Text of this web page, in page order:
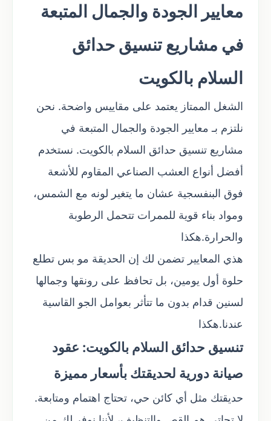
معايير الجودة والجمال المتبعة
في مشاريع تنسيق حدائق
السلام بالكويت
الشغل الممتاز يعتمد على مقاييس واضحة. نحن
نلتزم بـ معايير الجودة والجمال المتبعة في
مشاريع تنسيق حدائق السلام بالكويت. نستخدم
أفضل أنواع العشب الصناعي المقاوم للأشعة
فوق البنفسجية عشان ما يتغير لونه مع الشمس،
ومواد بناء قوية للممرات تتحمل الرطوبة
والحرارة.هكذا
هذي المعايير تضمن لك إن الحديقة مو بس تطلع
حلوة أول يومين، بل تحافظ على رونقها وجمالها
لسنين قدام بدون ما تتأثر بعوامل الجو القاسية
عندنا.هكذا
تنسيق حدائق السلام بالكويت: عقود
صيانة دورية لحديقتك بأسعار مميزة
حديقتك مثل أي كائن حي، تحتاج اهتمام ومتابعة.